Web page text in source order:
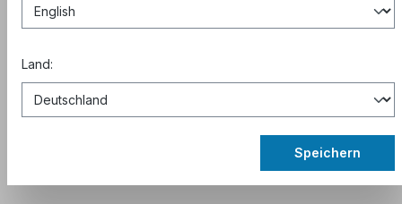
Land:
Speichern